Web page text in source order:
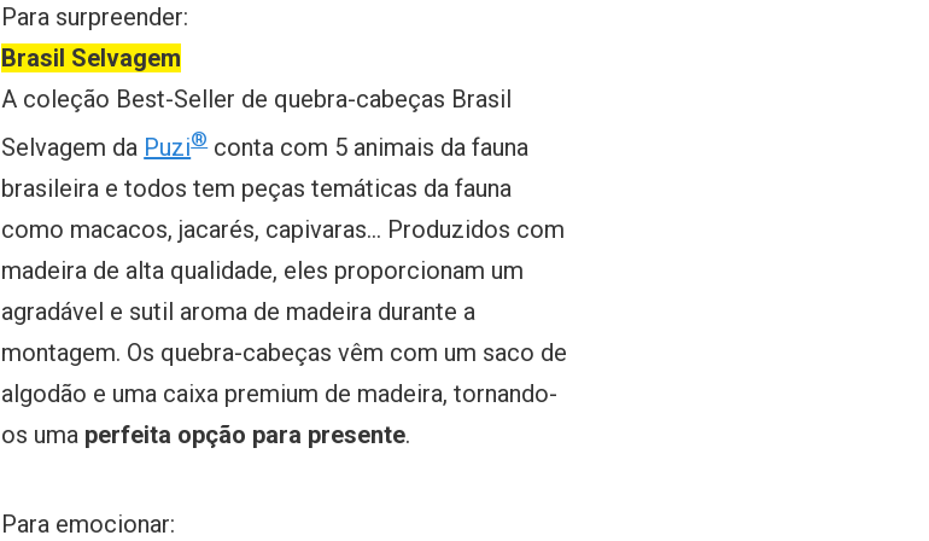
Para surpreender:
Brasil Selvagem
A coleção Best-Seller de quebra-cabeças Brasil
Selvagem da Puzi®conta com 5 animais da fauna
brasileira e todos tem peças temáticas da fauna
como macacos, jacarés, capivaras... Produzidos com
madeira de alta qualidade, eles proporcionam um
agradável e sutil aroma de madeira durante a
montagem. Os quebra-cabeças vêm com um saco de
algodão e uma caixa premium de madeira, tornando-
os uma perfeita opção para presente.
Para emocionar: